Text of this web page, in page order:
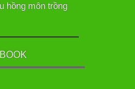
hồng môn trồng